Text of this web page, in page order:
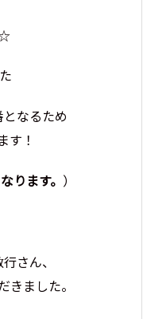
なるため
す！
ります。 ）
さん、
ました。